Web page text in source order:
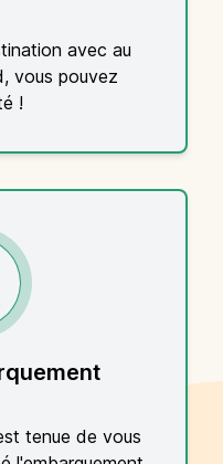
avec au
vous pouvez
!
tenue de vous